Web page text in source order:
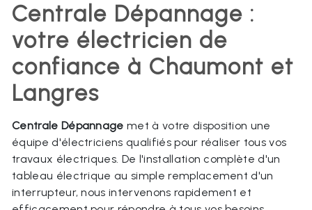
Centrale Dépannage :
votre électricien de
confiance à Chaumont et
Langres
Centrale Dépannage met à votre disposition une
équipe d'électriciens qualifiés pour réaliser tous vos
travaux électriques. De l'installation complète d'un
tableau électrique au simple remplacement d'un
interrupteur, nous intervenons rapidement et